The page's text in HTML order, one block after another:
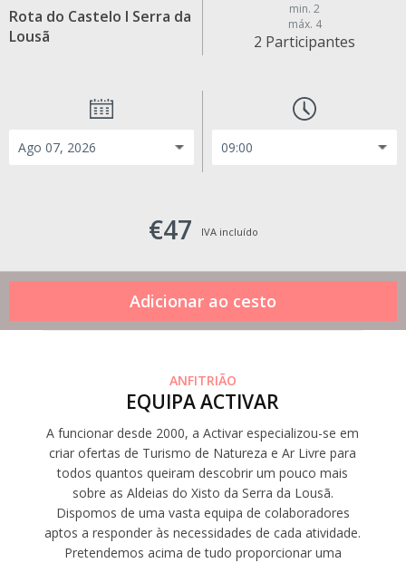
Rota do Castelo I Serra da
Lousã
min. 2
máx. 4
2 Participantes
€47 IVA incluído
ANFITRIÃO
EQUIPA ACTIVAR
A funcionar desde 2000, a Activar especializou-se em
criar ofertas de Turismo de Natureza e Ar Livre para
todos quantos queiram descobrir um pouco mais
sobre as Aldeias do Xisto da Serra da Lousã.
Dispomos de uma vasta equipa de colaboradores
aptos a responder às necessidades de cada atividade.
Pretendemos acima de tudo proporcionar uma